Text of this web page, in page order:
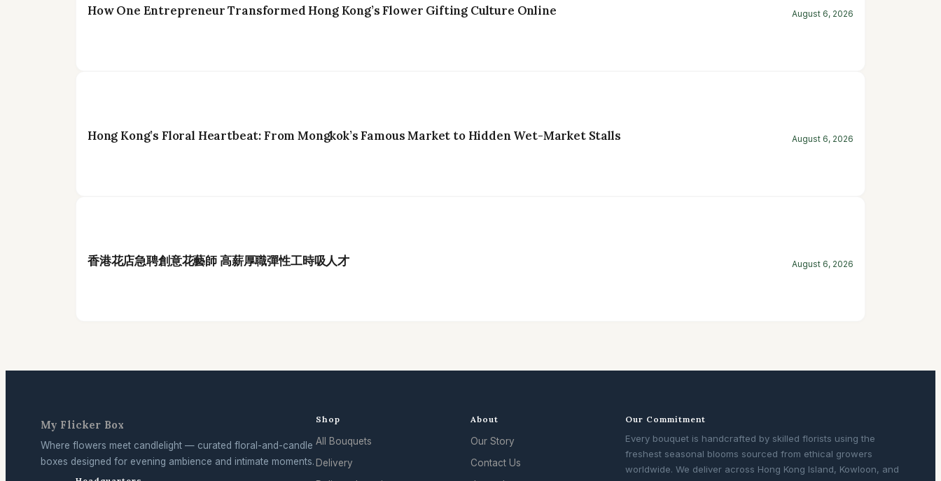
How One Entrepreneur Transformed Hong Kong’s Flower Gifting Culture Online August 6, 2026
Hong Kong’s Floral Heartbeat: From Mongkok’s Famous Market to Hidden Wet-Market Stalls August 6, 2026
香港花店急聘創意花藝師 高薪厚職彈性工時吸人才 August 6, 2026
My Flicker Box
Where flowers meet candlelight — curated floral-and-candle
boxes designed for evening ambience and intimate moments.
Shop
All Bouquets
Delivery
About
Our Story
Contact Us
Our Commitment
Every bouquet is handcrafted by skilled florists using the
freshest seasonal blooms sourced from ethical growers
worldwide. We deliver across Hong Kong Island, Kowloon, and